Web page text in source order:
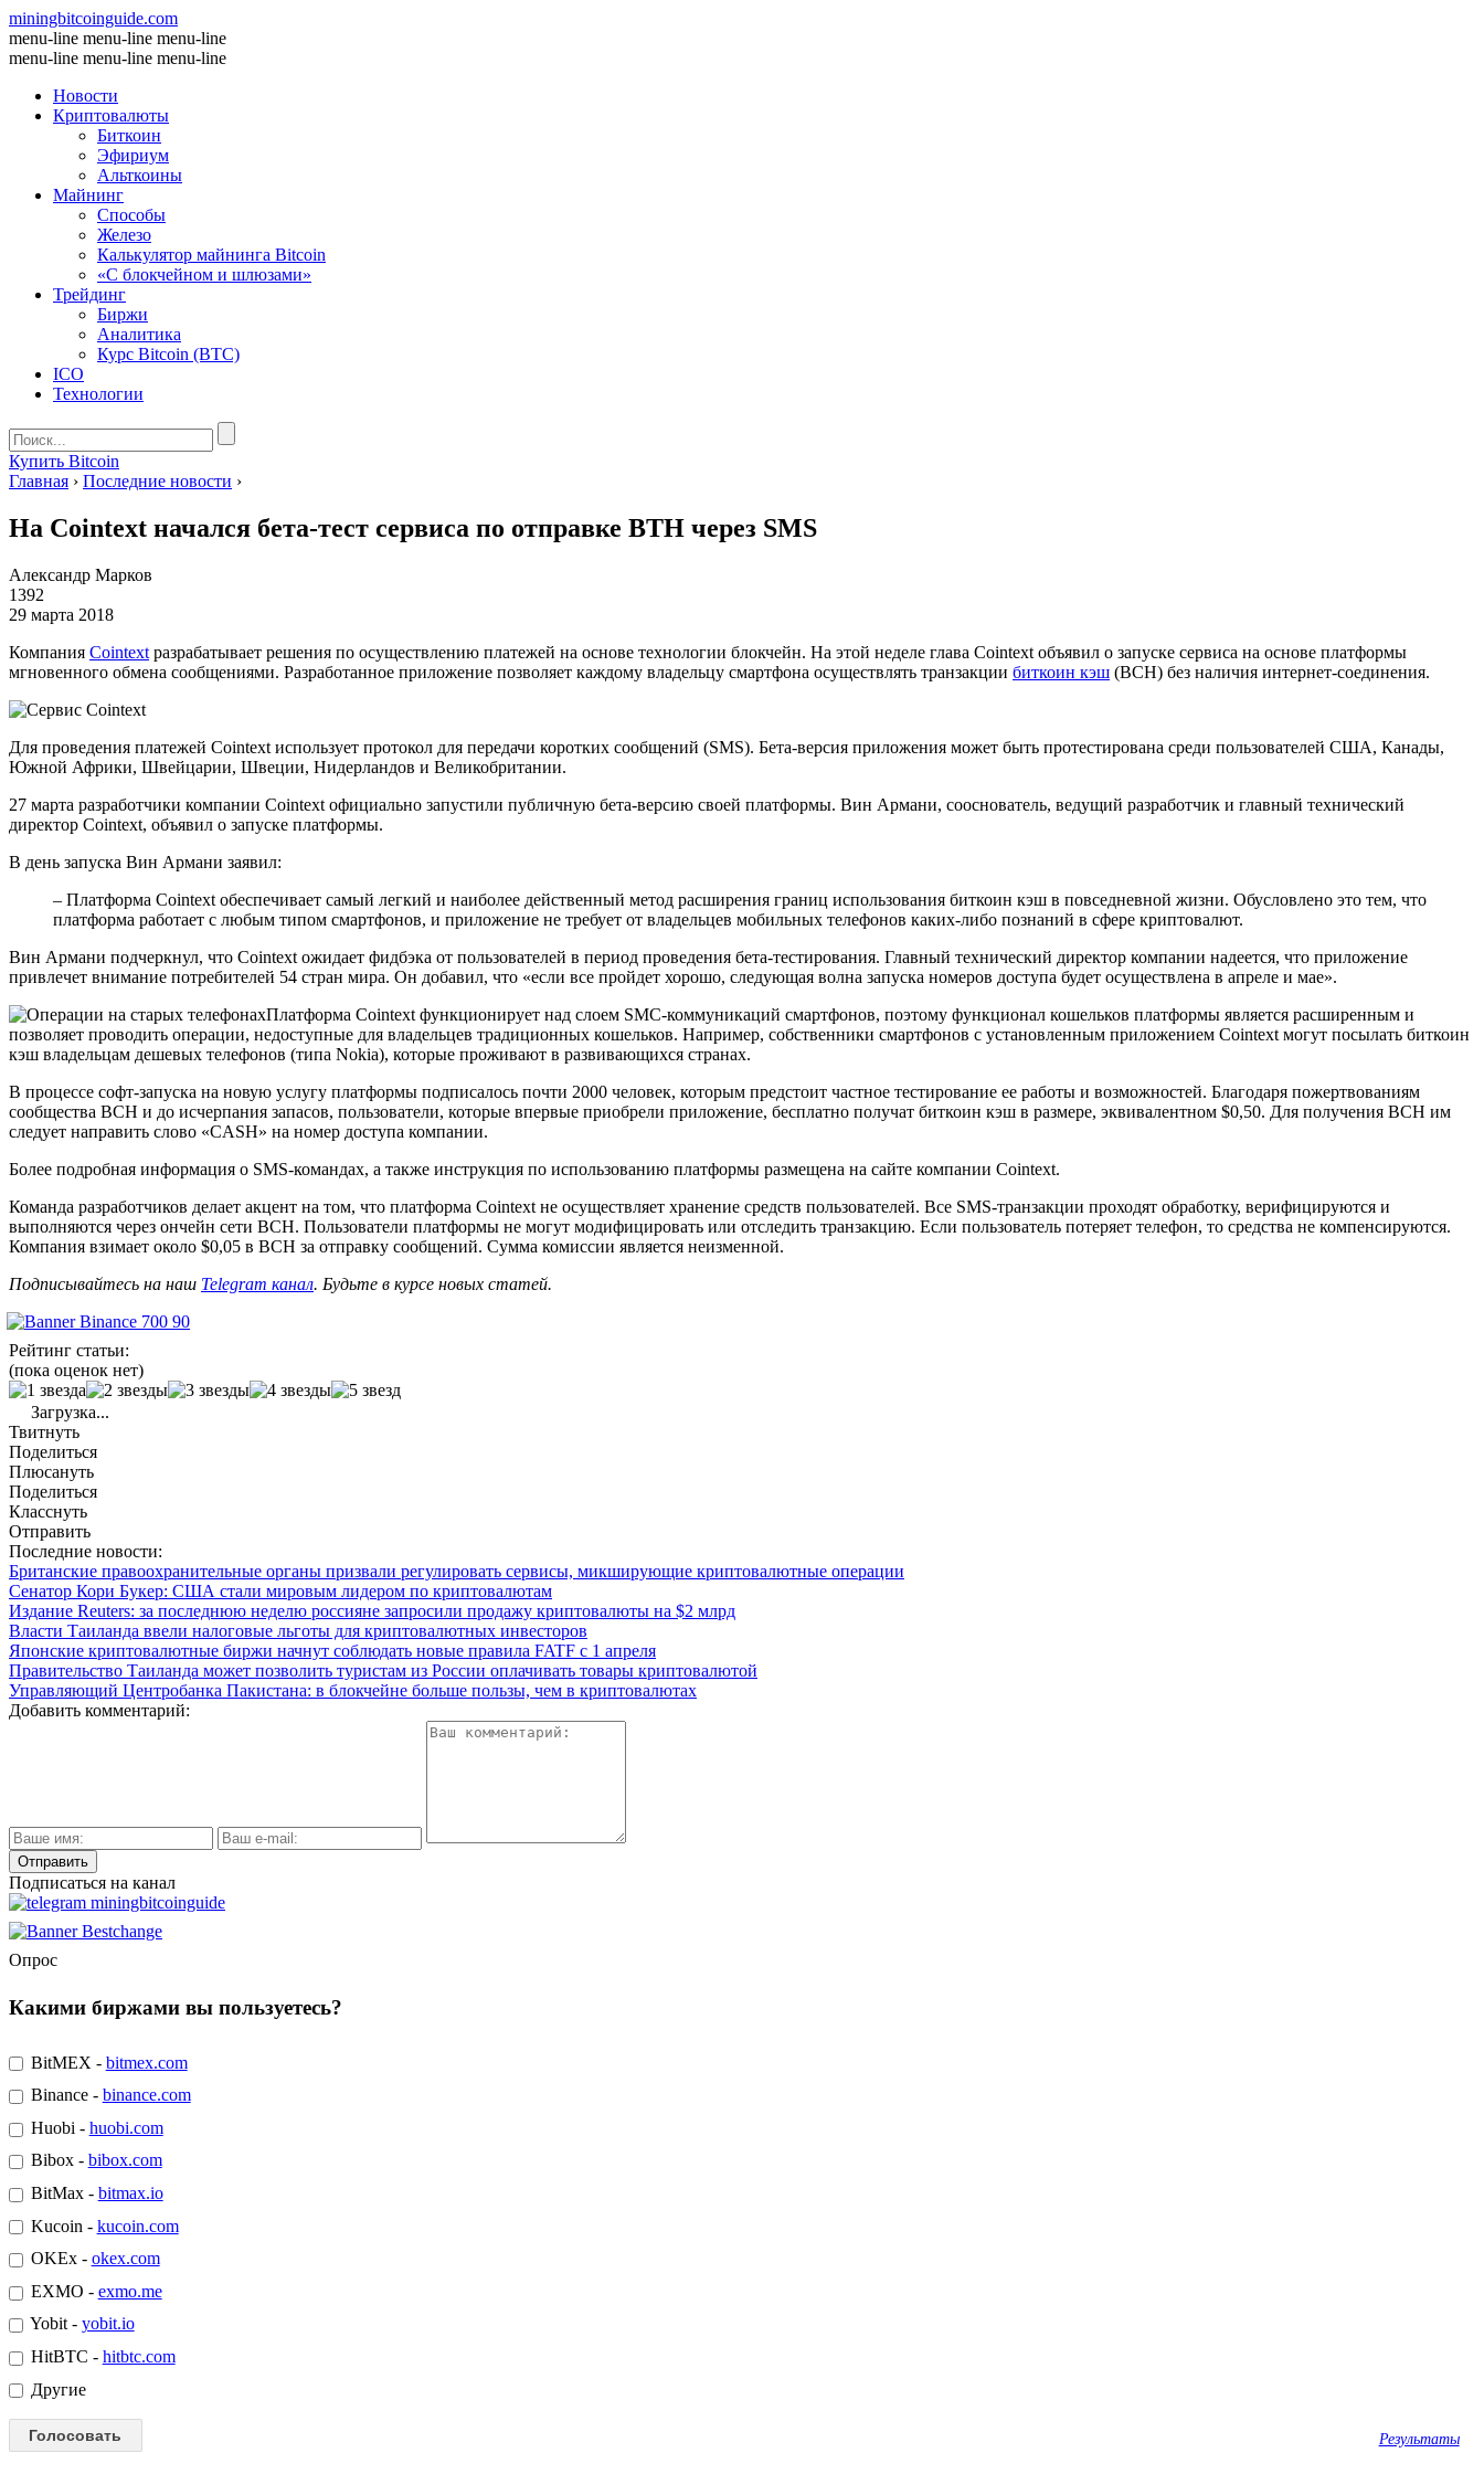
miningbitcoinguide.com
menu-line menu-line menu-line
menu-line menu-line menu-line
Новости
Криптовалюты
Биткоин
Эфириум
Альткоины
Майнинг
Способы
Железо
Калькулятор майнинга Bitcoin
«С блокчейном и шлюзами»
Трейдинг
Биржи
Аналитика
Курс Bitcoin (BTC)
ICO
Технологии
Купить Bitcoin
Главная › Последние новости ›
На Cointext начался бета-тест сервиса по отправке BTH через SMS
Александр Марков
1392
29 марта 2018
Компания Cointext разрабатывает решения по осуществлению платежей на основе технологии блокчейн. На этой неделе глава Cointext объявил о запуске сервиса на основе платформы
мгновенного обмена сообщениями. Разработанное приложение позволяет каждому владельцу смартфона осуществлять транзакции биткоин кэш (BCH) без наличия интернет-соединения.
Для проведения платежей Cointext использует протокол для передачи коротких сообщений (SMS). Бета-версия приложения может быть протестирована среди пользователей США, Канады,
Южной Африки, Швейцарии, Швеции, Нидерландов и Великобритании.
27 марта разработчики компании Cointext официально запустили публичную бета-версию своей платформы. Вин Армани, сооснователь, ведущий разработчик и главный технический
директор Cointext, объявил о запуске платформы.
В день запуска Вин Армани заявил:
– Платформа Cointext обеспечивает самый легкий и наиболее действенный метод расширения границ использования биткоин кэш в повседневной жизни. Обусловлено это тем, что
платформа работает с любым типом смартфонов, и приложение не требует от владельцев мобильных телефонов каких-либо познаний в сфере криптовалют.
Вин Армани подчеркнул, что Cointext ожидает фидбэка от пользователей в период проведения бета-тестирования. Главный технический директор компании надеется, что приложение
привлечет внимание потребителей 54 стран мира. Он добавил, что «если все пройдет хорошо, следующая волна запуска номеров доступа будет осуществлена в апреле и мае».
Платформа Cointext функционирует над слоем SMC-коммуникаций смартфонов, поэтому функционал кошельков платформы является расширенным и
позволяет проводить операции, недоступные для владельцев традиционных кошельков. Например, собственники смартфонов с установленным приложением Cointext могут посылать биткоин
кэш владельцам дешевых телефонов (типа Nokia), которые проживают в развивающихся странах.
В процессе софт-запуска на новую услугу платформы подписалось почти 2000 человек, которым предстоит частное тестирование ее работы и возможностей. Благодаря пожертвованиям
сообщества BCH и до исчерпания запасов, пользователи, которые впервые приобрели приложение, бесплатно получат биткоин кэш в размере, эквивалентном $0,50. Для получения BCH им
следует направить слово «CASH» на номер доступа компании.
Более подробная информация о SMS-командах, а также инструкция по использованию платформы размещена на сайте компании Cointext.
Команда разработчиков делает акцент на том, что платформа Cointext не осуществляет хранение средств пользователей. Все SMS-транзакции проходят обработку, верифицируются и
выполняются через ончейн сети BCH. Пользователи платформы не могут модифицировать или отследить транзакцию. Если пользователь потеряет телефон, то средства не компенсируются.
Компания взимает около $0,05 в BCH за отправку сообщений. Сумма комиссии является неизменной.
Подписывайтесь на наш Telegram канал. Будьте в курсе новых статей.
Рейтинг статьи:
(пока оценок нет)
Загрузка...
Твитнуть
Поделиться
Плюсануть
Поделиться
Класснуть
Отправить
Последние новости:
Британские правоохранительные органы призвали регулировать сервисы, микширующие криптовалютные операции
Сенатор Кори Букер: США стали мировым лидером по криптовалютам
Издание Reuters: за последнюю неделю россияне запросили продажу криптовалюты на $2 млрд
Власти Таиланда ввели налоговые льготы для криптовалютных инвесторов
Японские криптовалютные биржи начнут соблюдать новые правила FATF с 1 апреля
Правительство Таиланда может позволить туристам из России оплачивать товары криптовалютой
Управляющий Центробанка Пакистана: в блокчейне больше пользы, чем в криптовалютах
Добавить комментарий:
Подписаться на канал
Опрос
Какими биржами вы пользуетесь?
BitMEX - bitmex.com
Binance - binance.com
Huobi - huobi.com
Bibox - bibox.com
BitMax - bitmax.io
Kucoin - kucoin.com
OKEx - okex.com
EXMO - exmo.me
Yobit - yobit.io
HitBTC - hitbtc.com
Другие
Результаты